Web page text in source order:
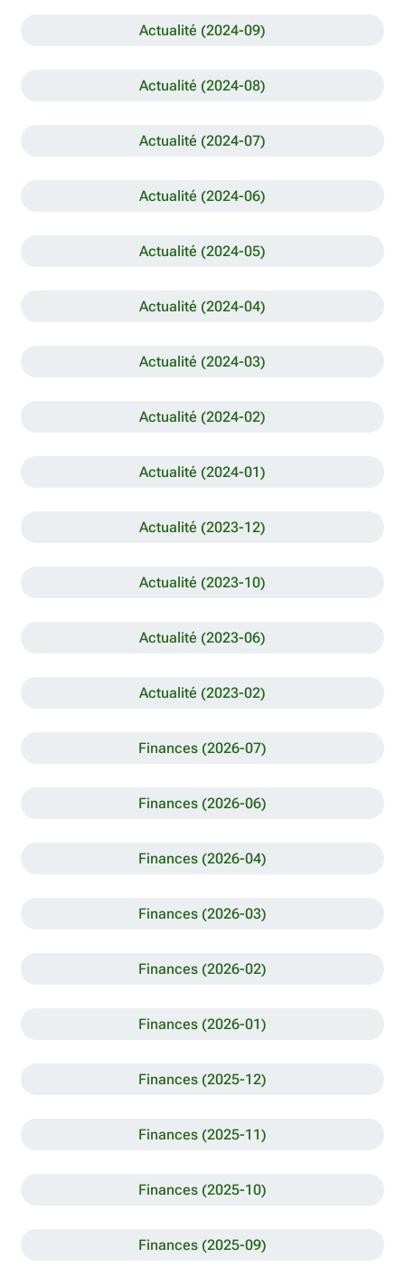
Actualité (2024-09)
Actualité (2024-08)
Actualité (2024-07)
Actualité (2024-06)
Actualité (2024-05)
Actualité (2024-04)
Actualité (2024-03)
Actualité (2024-02)
Actualité (2024-01)
Actualité (2023-12)
Actualité (2023-10)
Actualité (2023-06)
Actualité (2023-02)
Finances (2026-07)
Finances (2026-06)
Finances (2026-04)
Finances (2026-03)
Finances (2026-02)
Finances (2026-01)
Finances (2025-12)
Finances (2025-11)
Finances (2025-10)
Finances (2025-09)